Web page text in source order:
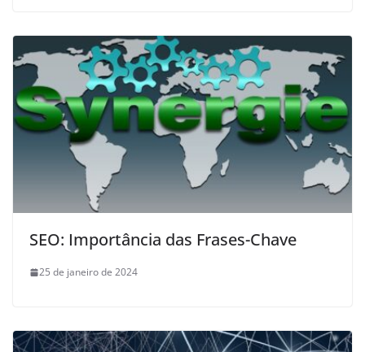
SEO: Importância das Frases-Chave
25 de janeiro de 2024